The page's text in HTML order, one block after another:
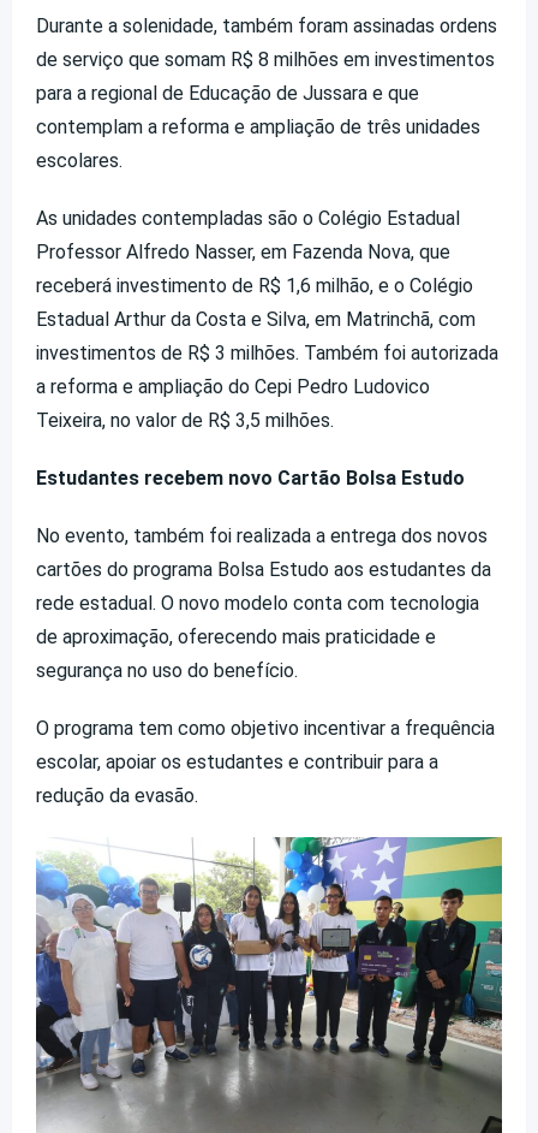
Durante a solenidade, também foram assinadas ordens
de serviço que somam R$ 8 milhões em investimentos
para a regional de Educação de Jussara e que
contemplam a reforma e ampliação de três unidades
escolares.
As unidades contempladas são o Colégio Estadual
Professor Alfredo Nasser, em Fazenda Nova, que
receberá investimento de R$ 1,6 milhão, e o Colégio
Estadual Arthur da Costa e Silva, em Matrinchã, com
investimentos de R$ 3 milhões. Também foi autorizada
a reforma e ampliação do Cepi Pedro Ludovico
Teixeira, no valor de R$ 3,5 milhões.
Estudantes recebem novo Cartão Bolsa Estudo
No evento, também foi realizada a entrega dos novos
cartões do programa Bolsa Estudo aos estudantes da
rede estadual. O novo modelo conta com tecnologia
de aproximação, oferecendo mais praticidade e
segurança no uso do benefício.
O programa tem como objetivo incentivar a frequência
escolar, apoiar os estudantes e contribuir para a
redução da evasão.